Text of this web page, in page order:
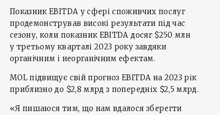
Показник EBITDA у сфері споживчих послуг
продемонстрував високі результати під час
сезону, коли показник EBITDA досяг $250 млн
у третьому кварталі 2023 року завдяки
органічним і неорганічним ефектам.
MOL підвищує свій прогноз EBITDA на 2023 рік
приблизно до $2,8 млрд з попередніх $2,5 млрд.
«Я пишаюся тим, що нам вдалося зберегти